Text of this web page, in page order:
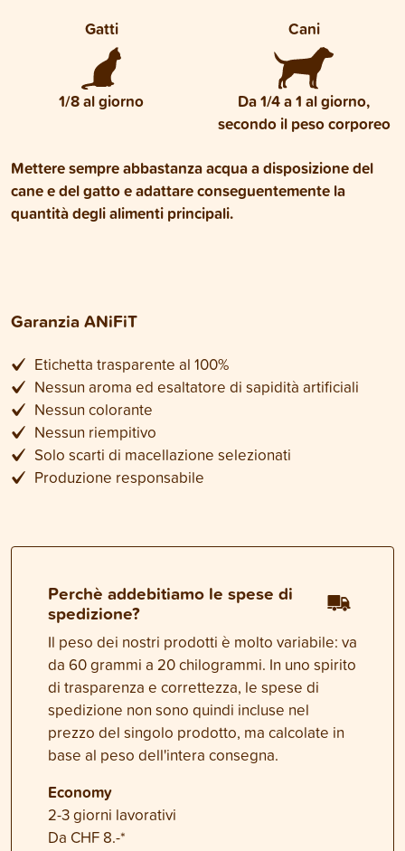
Gatti Cani
1/8 al giorno
Da 1/4 a 1 al giorno,
secondo il peso corporeo
Mettere sempre abbastanza acqua a disposizione del
cane e del gatto e adattare conseguentemente la
quantità degli alimenti principali.
Garanzia ANiFiT
Etichetta trasparente al 100%
Nessun aroma ed esaltatore di sapidità artificiali
Nessun colorante
Nessun riempitivo
Solo scarti di macellazione selezionati
Produzione responsabile
Perchè addebitiamo le spese di
spedizione?
Il peso dei nostri prodotti è molto variabile: va
da 60 grammi a 20 chilogrammi. In uno spirito
di trasparenza e correttezza, le spese di
spedizione non sono quindi incluse nel
prezzo del singolo prodotto, ma calcolate in
base al peso dell'intera consegna.
Economy
2-3 giorni lavorativi
Da CHF 8.-*